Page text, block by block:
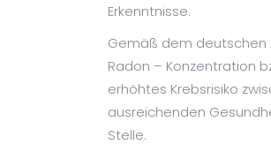
Erkenntnisse.
Gemäß dem deutschen
Radon – Konzentration
erhöhtes Krebsrisiko
ausreichenden
Stelle.